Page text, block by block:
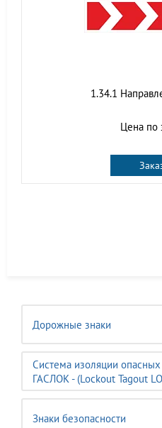
Дорожные знаки
Система изоляции опасных
ГАСЛОК - (Lockout Tagout
Знаки безопасности
1.34.1
Цена по